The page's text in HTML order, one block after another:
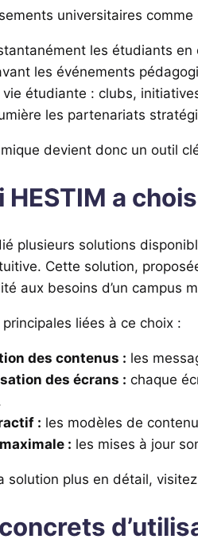
universitaires
les étudiants en
les événements
vie étudiante : clubs,
les partenariats
devient donc un outil
HESTIM a
plusieurs solutions
Cette solution,
aux besoins d’un campus
liées à ce choix :
des contenus : les
des écrans : chaque
: les modèles de
: les mises à jour
solution plus en détail, visitez